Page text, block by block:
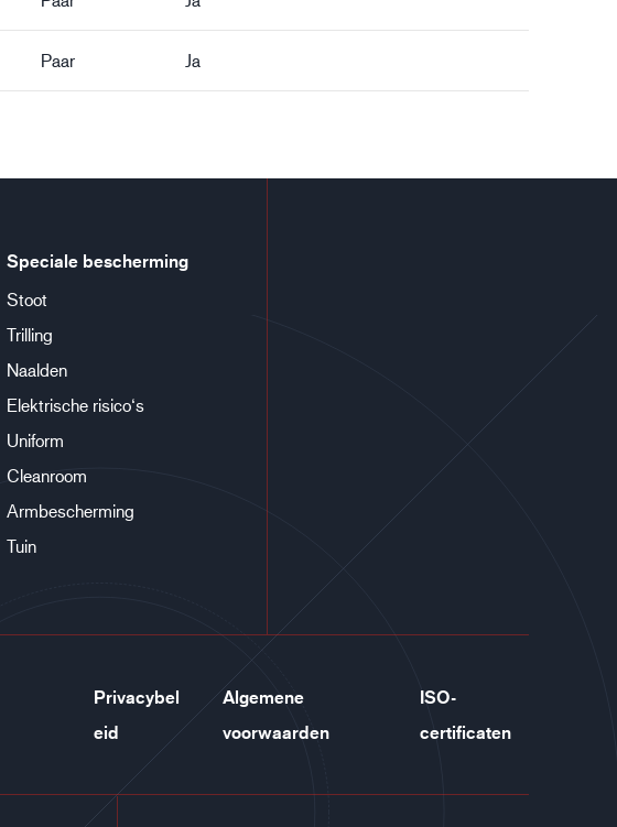
Paar Ja
Speciale bescherming
Stoot
Trilling
Naalden
Elektrische risico‘s
Uniform
Cleanroom
Armbescherming
Tuin
Privacybel
eid
Algemene
voorwaarden
ISO-
certificaten